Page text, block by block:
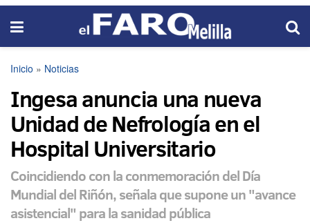
Inicio » Noticias
Ingesa anuncia una nueva
Unidad de Nefrología en el
Hospital Universitario
Coincidiendo con la conmemoración del Día
Mundial del Riñón, señala que supone un "avance
asistencial" para la sanidad pública